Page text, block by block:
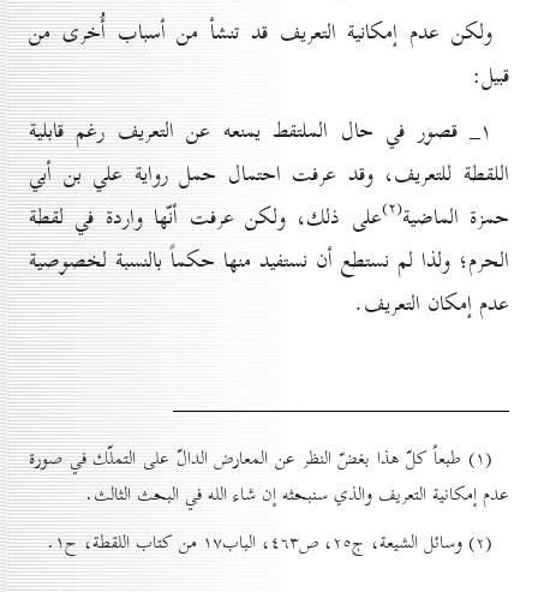
ولكن عدم إمكانية التعريف قد تنشأ من أسباب أُخرى من
قبيل:
۱_ قصور في حال الملتقط يمنعه عن التعريف رغم قابلية
اللقطة للتعريف، وقد عرفت احتمال حمل رواية علي بن أبي
حمزة الماضية(۲) على ذلك، ولكن عرفت أنّها واردة في لقطة
الحرم؛ ولذا لم نستطع أن نستفيد منها حكماً بالنسبة لخصوصية
عدم إمكان التعريف.
(۱) طبعاً كلّ هذا بغضّ النظر عن المعارض الدالّ على التملّك في صورة
عدم إمكانية التعريف والذي سنبحثه إن شاء الله في البحث الثالث.
(۲) وسائل الشيعة، ج۲٥، ص٤٦۳، الباب۱۷ من كتاب اللقطة، ح۱.